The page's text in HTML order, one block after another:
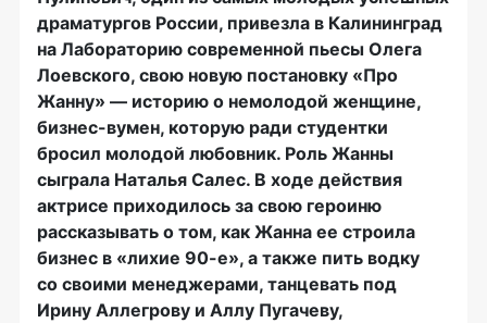
драматургов России, привезла в Калининград
на Лабораторию современной пьесы Олега
Лоевского, свою новую постановку «Про
Жанну» — историю о немолодой женщине,
бизнес-вумен, которую ради студентки
бросил молодой любовник. Роль Жанны
сыграла Наталья Салес. В ходе действия
актрисе приходилось за свою героиню
рассказывать о том, как Жанна ее строила
бизнес в «лихие 90-е», а также пить водку
со своими менеджерами, танцевать под
Ирину Аллегрову и Аллу Пугачеву,